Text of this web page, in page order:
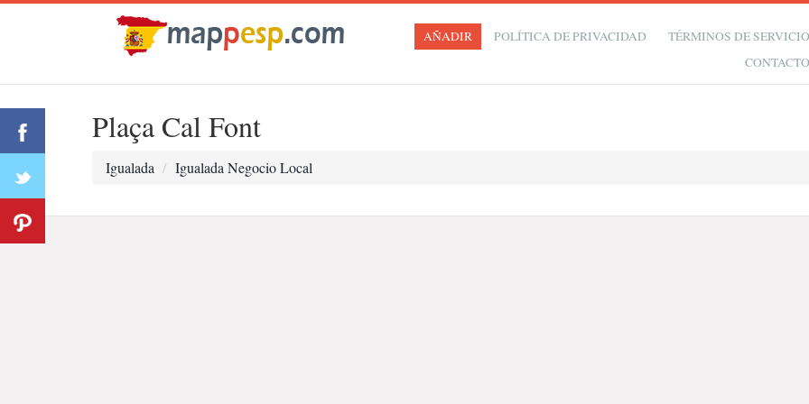
AÑADIR POLÍTICA DE PRIVACIDAD
TÉRMINOS DE
Plaça Cal Font
Igualada Igualada Negocio Local